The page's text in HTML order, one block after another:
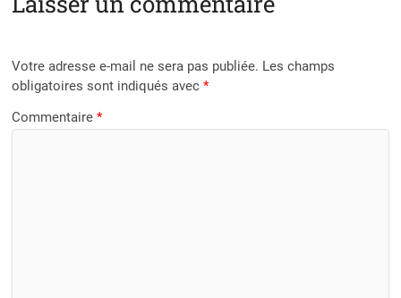
Votre adresse e-mail ne sera pas publiée. Les champs
obligatoires sont indiqués avec*
Commentaire*